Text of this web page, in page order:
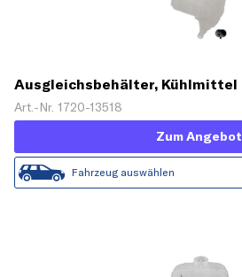
Ausgleichsbehälter, Kühlmittel
Art.-Nr. 1720-13518
Zum Angebot
Fahrzeug auswählen